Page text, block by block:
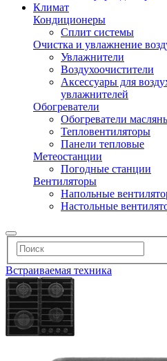
Климат
Кондиционеры
Сплит системы
Очистка и увлажнение
Увлажнители
Воздухоочистители
Аксессуары для
увлажнителей
Обогреватели
Обогреватели
Тепловентиляторы
Панели тепловые
Метеостанции
Погодные станции
Вентиляторы
Напольные
Настольные
Встраиваемая техника